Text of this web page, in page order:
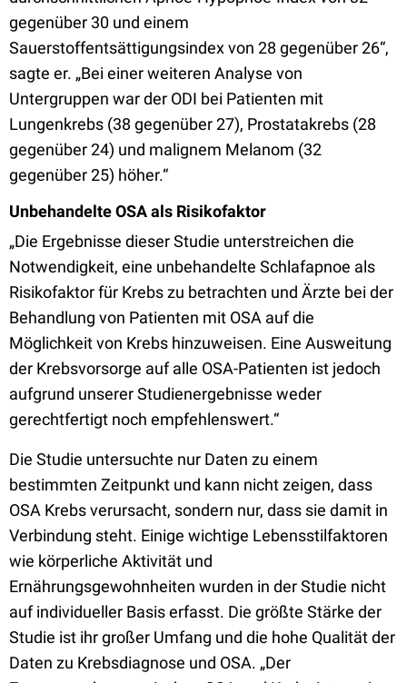
gegenüber 30 und einem
Sauerstoffentsättigungsindex von 28 gegenüber 26“,
sagte er. „Bei einer weiteren Analyse von
Untergruppen war der ODI bei Patienten mit
Lungenkrebs (38 gegenüber 27), Prostatakrebs (28
gegenüber 24) und malignem Melanom (32
gegenüber 25) höher.“
Unbehandelte OSA als Risikofaktor
„Die Ergebnisse dieser Studie unterstreichen die
Notwendigkeit, eine unbehandelte Schlafapnoe als
Risikofaktor für Krebs zu betrachten und Ärzte bei der
Behandlung von Patienten mit OSA auf die
Möglichkeit von Krebs hinzuweisen. Eine Ausweitung
der Krebsvorsorge auf alle OSA-Patienten ist jedoch
aufgrund unserer Studienergebnisse weder
gerechtfertigt noch empfehlenswert.“
Die Studie untersuchte nur Daten zu einem
bestimmten Zeitpunkt und kann nicht zeigen, dass
OSA Krebs verursacht, sondern nur, dass sie damit in
Verbindung steht. Einige wichtige Lebensstilfaktoren
wie körperliche Aktivität und
Ernährungsgewohnheiten wurden in der Studie nicht
auf individueller Basis erfasst. Die größte Stärke der
Studie ist ihr großer Umfang und die hohe Qualität der
Daten zu Krebsdiagnose und OSA. „Der